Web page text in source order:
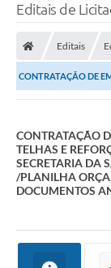
Editais de
Editais
CONTRATAÇÃO DE
CONTRATAÇÃO
TELHAS E
SECRETARIA DA
/PLANILHA
DOCUMENTOS